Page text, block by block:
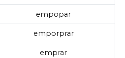
empopar
emporprar
emprar